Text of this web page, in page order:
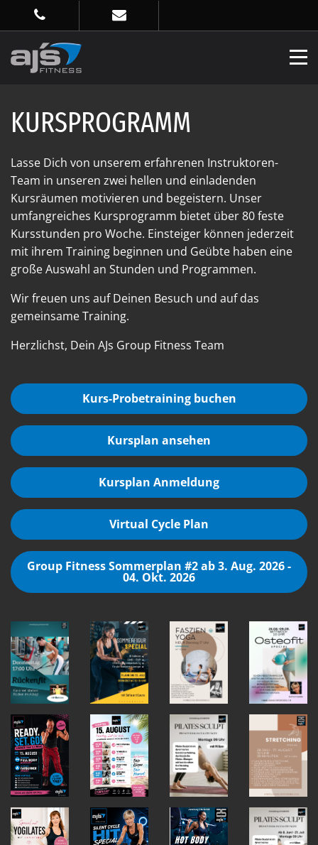
KURSPROGRAMM
Lasse Dich von unserem erfahrenen Instruktoren-
Team in unseren zwei hellen und einladenden
Kursräumen motivieren und begeistern. Unser
umfangreiches Kursprogramm bietet über 80 feste
Kursstunden pro Woche. Einsteiger können jederzeit
mit ihrem Training beginnen und Geübte haben eine
große Auswahl an Stunden und Programmen.
Wir freuen uns auf Deinen Besuch und auf das
gemeinsame Training.
Herzlichst, Dein AJs Group Fitness Team
Kurs-Probetraining buchen
Kursplan ansehen
Kursplan Anmeldung
Virtual Cycle Plan
Group Fitness Sommerplan #2 ab 3. Aug. 2026 -
04. Okt. 2026